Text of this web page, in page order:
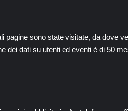
pagine sono state visitate, da dove
dei dati su utenti ed eventi è di 50